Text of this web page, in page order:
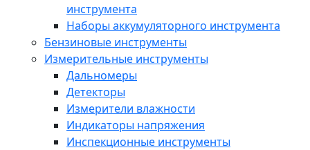
инструмента
Наборы аккумуляторного инструмента
Бензиновые инструменты
Измерительные инструменты
Дальномеры
Детекторы
Измерители влажности
Индикаторы напряжения
Инспекционные инструменты